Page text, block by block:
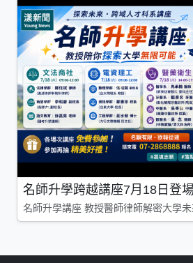
名師升學跨越講座7月18日登
名師升學講座 教授醫師律師解密大學未